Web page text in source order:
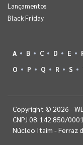
Lançamentos
Black Friday
A B C D E
O
P Q R S
Copyright © 2026 -
CNPJ 08.142.850/
Núcleo Itaim - Ferraz